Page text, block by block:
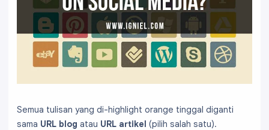
Semua tulisan yang di-highlight orange tinggal diganti
sama URL blog atau URL artikel (pilih salah satu).